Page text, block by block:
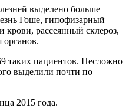
выделено больше
Гоше, гипофизарный
рассеянный склероз,
органов.
таких пациентов. Несложно
выделили почти по
2015 года.